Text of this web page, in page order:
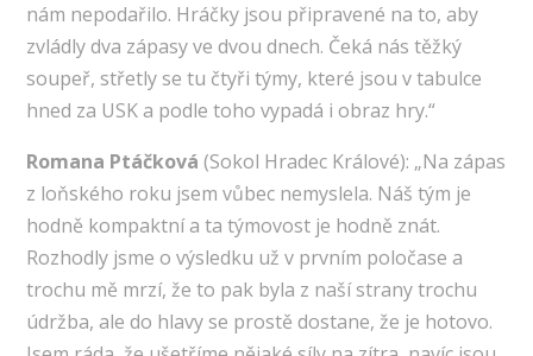
nám nepodařilo. Hráčky jsou připravené na to, aby
zvládly dva zápasy ve dvou dnech. Čeká nás těžký
soupeř, střetly se tu čtyři týmy, které jsou v tabulce
hned za USK a podle toho vypadá i obraz hry.“
Romana Ptáčková (Sokol Hradec Králové): „Na zápas
z loňského roku jsem vůbec nemyslela. Náš tým je
hodně kompaktní a ta týmovost je hodně znát.
Rozhodly jsme o výsledku už v prvním poločase a
trochu mě mrzí, že to pak byla z naší strany trochu
údržba, ale do hlavy se prostě dostane, že je hotovo.